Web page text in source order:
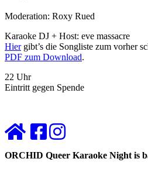
Moderation: Roxy Rued
Karaoke DJ + Host: eve massacre
Hiergibt’s die Songliste zum vorher
PDF zum Download.
22 Uhr
Eintritt gegen Spende
ORCHID Queer Karaoke Night is